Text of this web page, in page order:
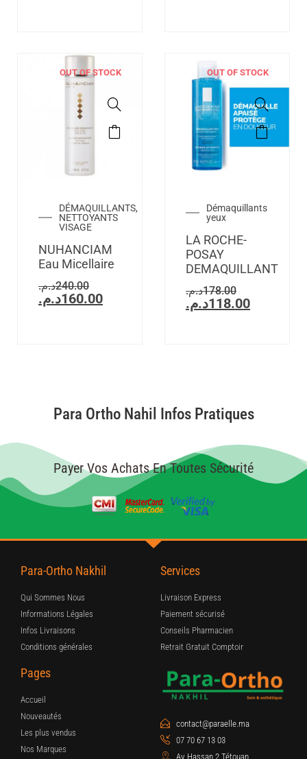
OUT OF STOCK
DÉMAQUILLANTS,
NETTOYANTS
VISAGE
NUHANCIAM
Eau Micellaire
240.00د.م.
160.00د.م.
OUT OF STOCK
Démaquillants
yeux
LA ROCHE-
POSAY
DEMAQUILLANT
178.00د.م.
118.00د.م.
Para Ortho Nahil Infos Pratiques
Payer Vos Achats En Toutes Sécurité
Para-Ortho Nakhil
Qui Sommes Nous
Informations Légales
Infos Livraisons
Conditions générales
Services
Livraison Express
Paiement sécurisé
Conseils Pharmacien
Retrait Gratuit Comptoir
Pages
Accueil
Nouveautés
Les plus vendus
Nos Marques
contact@paraelle.ma
07 70 67 13 03
Av Hassan 2 Tétouan